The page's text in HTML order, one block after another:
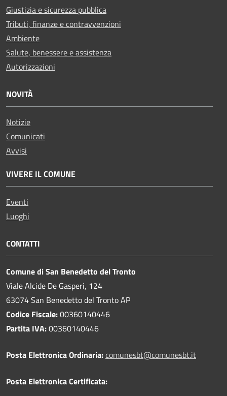
Giustizia e sicurezza pubblica
Tributi, finanze e contravvenzioni
Ambiente
Salute, benessere e assistenza
Autorizzazioni
NOVITÀ
Notizie
Comunicati
Avvisi
VIVERE IL COMUNE
Eventi
Luoghi
CONTATTI
Comune di San Benedetto del Tronto
Viale Alcide De Gasperi, 124
63074 San Benedetto del Tronto AP
Codice Fiscale:00360140446
Partita IVA:00360140446
Posta Elettronica Ordinaria:comunesbt@comunesbt.it
Posta Elettronica Certificata: